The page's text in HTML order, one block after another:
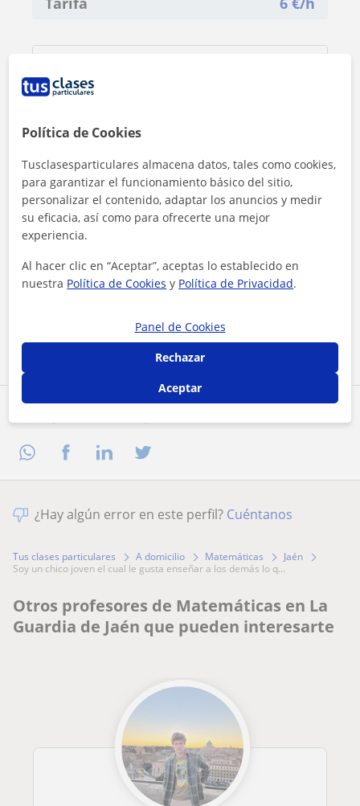
Al hacer clic, aceptas nuestro aviso legaly de privacidad
Contactar ahora
¿Hay algún error en este perfil? Cuéntanos
Tus clases particulares A domicilio Matemáticas
Jaén
soy un chico joven el cual le gusta enseñar a los demás lo q...
Otros profesores de Matemáticas en La
Guardia de Jaén que pueden interesarte
Política de Cookies
Tusclasesparticulares almacena datos, tales como cookies,
para garantizar el funcionamiento básico del sitio,
personalizar el contenido, adaptar los anuncios y medir
su eficacia, así como para ofrecerte una mejor
experiencia.
Al hacer clic en “Aceptar”, aceptas lo establecido en
nuestra Política de Cookies y Política de Privacidad.
Panel de Cookies
Rechazar
Aceptar